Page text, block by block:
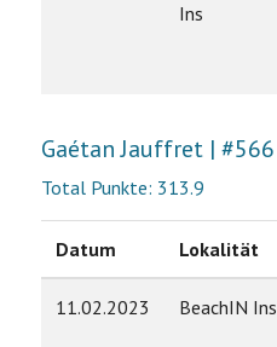
Ins
Gaétan Jauffret | #566
Total Punkte: 313.9
Datum Lokalität
11.02.2023 BeachIN Ins